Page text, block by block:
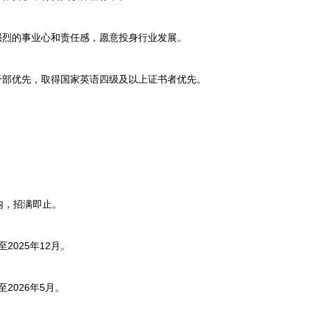
事业心和责任感，愿意投身行业发展。
先，取得国家英语四级及以上证书者优先。
招满即止。
年12月。
年5月。